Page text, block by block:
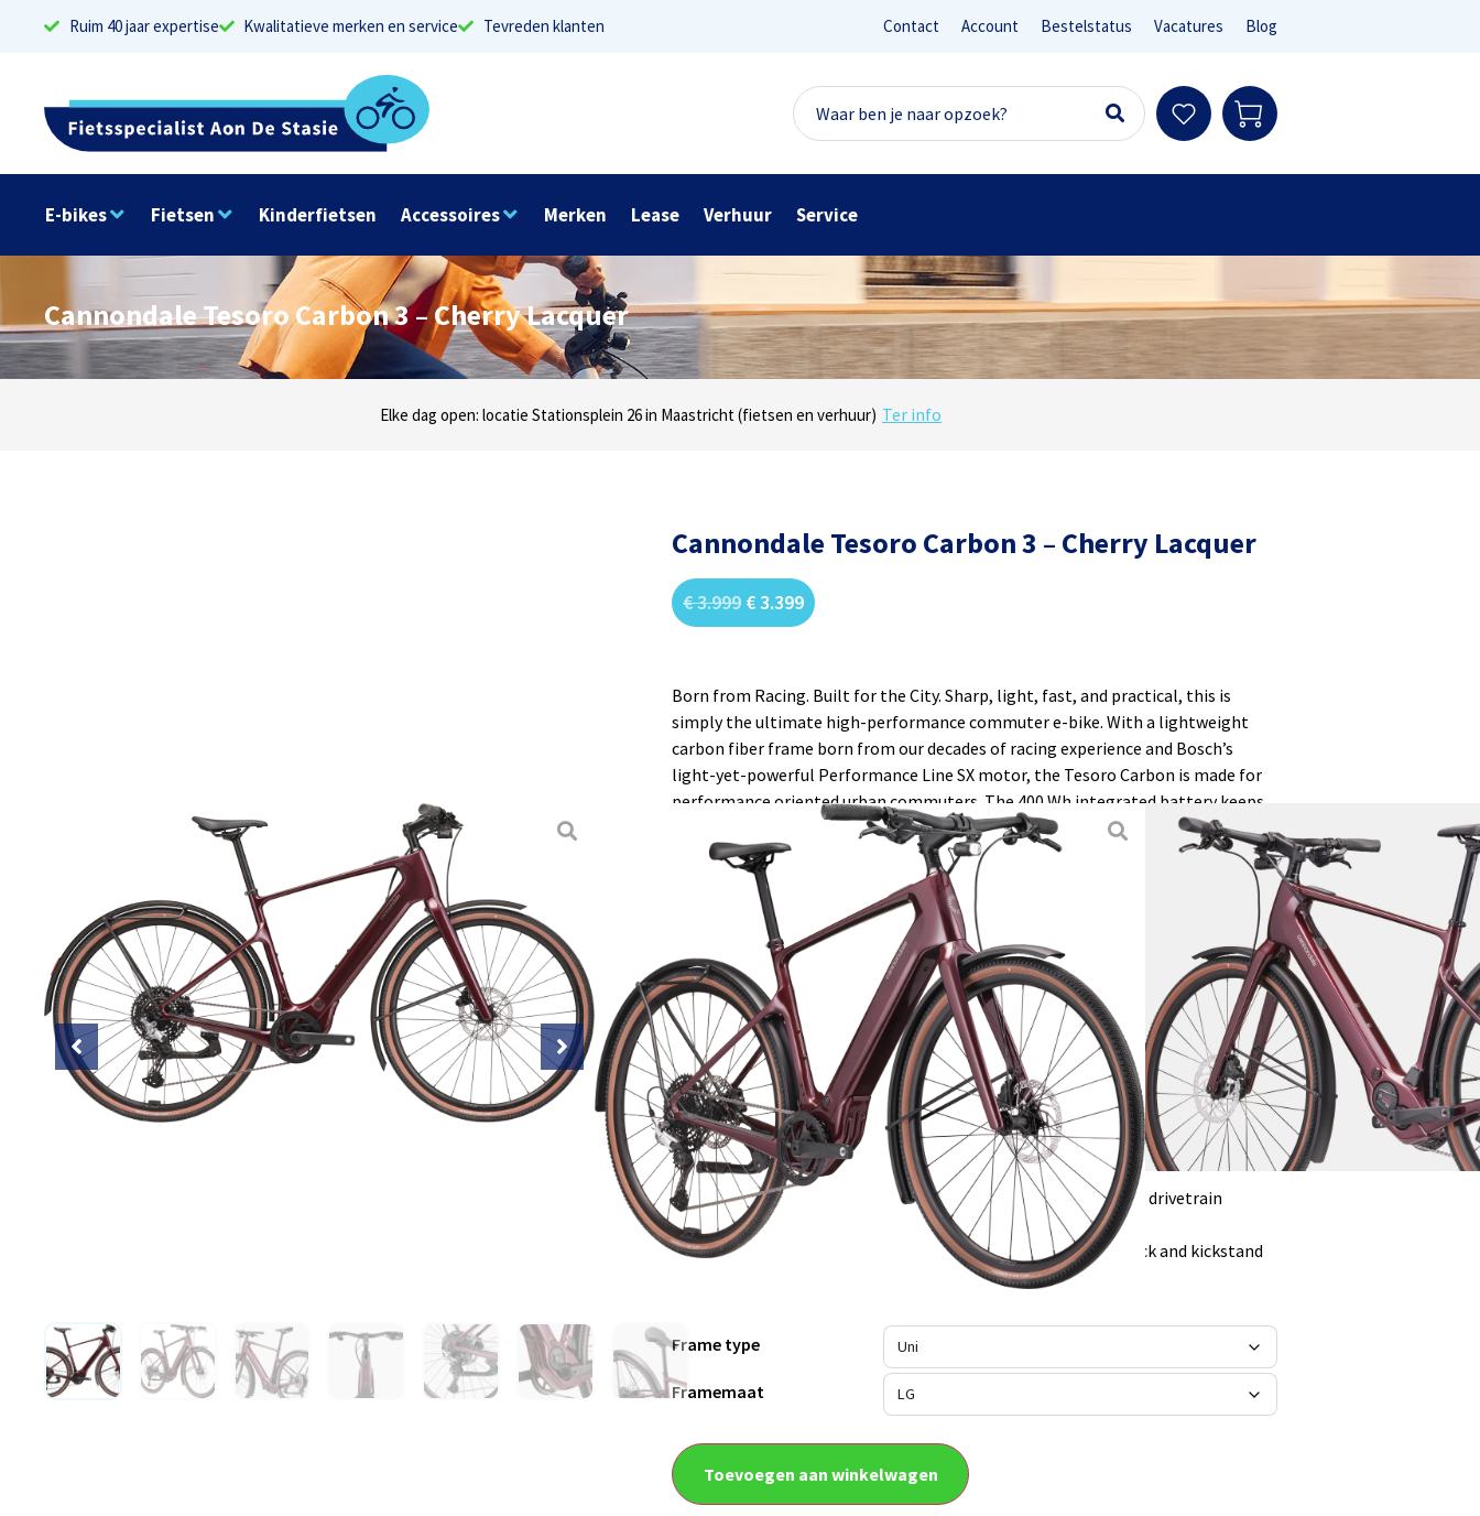
Ruim 40 jaar expertise Kwalitatieve merken en service Tevreden klanten Contact Account Bestelstatus Vacatures Blog
E-bikes Fietsen Kinderfietsen Accessoires Merken Lease Verhuur Service
Cannondale Tesoro Carbon 3 – Cherry Lacquer
Dinsdag t/m zaterdag geopen: locaties Sphinxlunet 1 in Maastricht (e-bikes) en Maaseikersteenweg 183 in Lanaken (fietsen en e-bikes)
Elke dag open: locatie Stationsplein 26 in Maastricht (fietsen en verhuur) Ter info
Onze missie? Tevreden klanten! Lees reviews
Cannondale Tesoro Carbon 3 – Cherry Lacquer
€3.999 €3.399
Born from Racing. Built for the City. Sharp, light, fast, and practical, this is
simply the ultimate high-performance commuter e-bike. With a lightweight
carbon fiber frame born from our decades of racing experience and Bosch’s
light-yet-powerful Performance Line SX motor, the Tesoro Carbon is made for
performance oriented urban commuters. The 400 Wh integrated battery keeps
the weight low while packing plenty of range, and Shimano’s proven CUES U6000
group cracks off precise shifts with ease. Pack light and get there fast!
Waarvoor gebruik je hem
High-speed commuting
Sporty urban riding and exploration
Hoogtepunten
Race-derived, lightweight carbon frameset
Light, silent, Bosch Performance Line SX drive system, with a 400Wh
battery
Smooth-shifting, durable, Shimano CUES U6000 10-speed drivetrain
Grippy, fast-rolling 700x40c Schwalbe G-One Comp tires
Fully equipped with lights, aluminum fenders, pannier rack and kickstand
Convenient SPC+ phone mount on the stem
Frame type
Framemaat
Toevoegen aan winkelwagen